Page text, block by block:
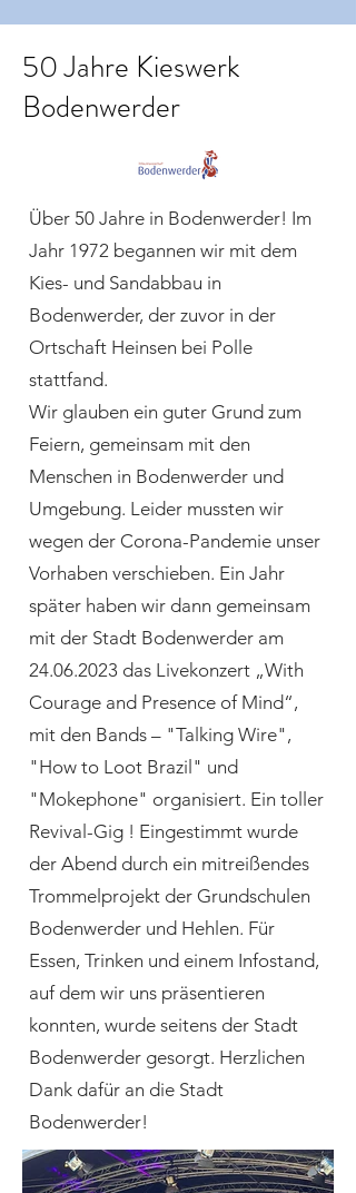
50 Jahre Kieswerk
Bodenwerder
Über 50 Jahre in Bodenwerder! Im
Jahr 1972 begannen wir mit dem
Kies- und Sandabbau in
Bodenwerder, der zuvor in der
Ortschaft Heinsen bei Polle
stattfand.
Wir glauben ein guter Grund zum
Feiern, gemeinsam mit den
Menschen in Bodenwerder und
Umgebung. Leider mussten wir
wegen der Corona-Pandemie unser
Vorhaben verschieben. Ein Jahr
später haben wir dann gemeinsam
mit der Stadt Bodenwerder am
24.06.2023 das Livekonzert „With
Courage and Presence of Mind“,
mit den Bands – "Talking Wire",
"How to Loot Brazil" und
"Mokephone" organisiert. Ein toller
Revival-Gig ! Eingestimmt wurde
der Abend durch ein mitreißendes
Trommelprojekt der Grundschulen
Bodenwerder und Hehlen. Für
Essen, Trinken und einem Infostand,
auf dem wir uns präsentieren
konnten, wurde seitens der Stadt
Bodenwerder gesorgt. Herzlichen
Dank dafür an die Stadt
Bodenwerder!